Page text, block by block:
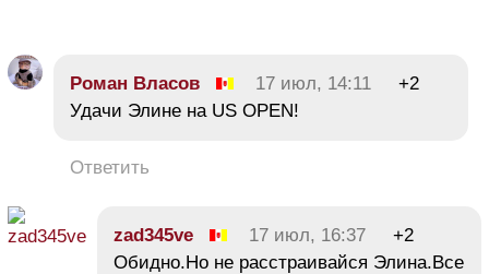
Роман Власов 17 июл, 14:11
+2
Удачи Элине на US OPEN!
Ответить
zad345ve 17 июл, 16:37
+2
Обидно.Но не расстраивайся Элина.Все